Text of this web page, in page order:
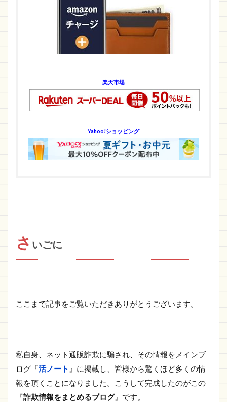
楽天市場
Yahoo!ショッピング
さ いごに
ここまで記事をご覧いただきありがとうございます。
私自身、ネット通販詐欺に騙され、その情報をメインブ
ログ『活ノート 』に掲載し、皆様から驚くほど多くの情
報を頂くことになりました。こうして完成したのがこの
『詐欺情報をまとめるブログ』です。